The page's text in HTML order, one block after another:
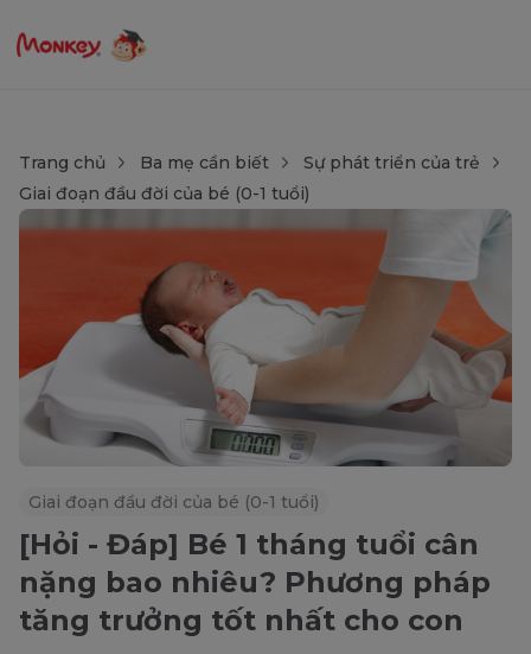
Trang chủ Ba mẹ cần biết
Sự phát triển của trẻ
Giai đoạn đầu đời của bé (0-1 tuổi)
Giai đoạn đầu đời của bé (0-1 tuổi)
[Hỏi - Đáp] Bé 1 tháng tuổi cân
nặng bao nhiêu? Phương pháp
tăng trưởng tốt nhất cho con